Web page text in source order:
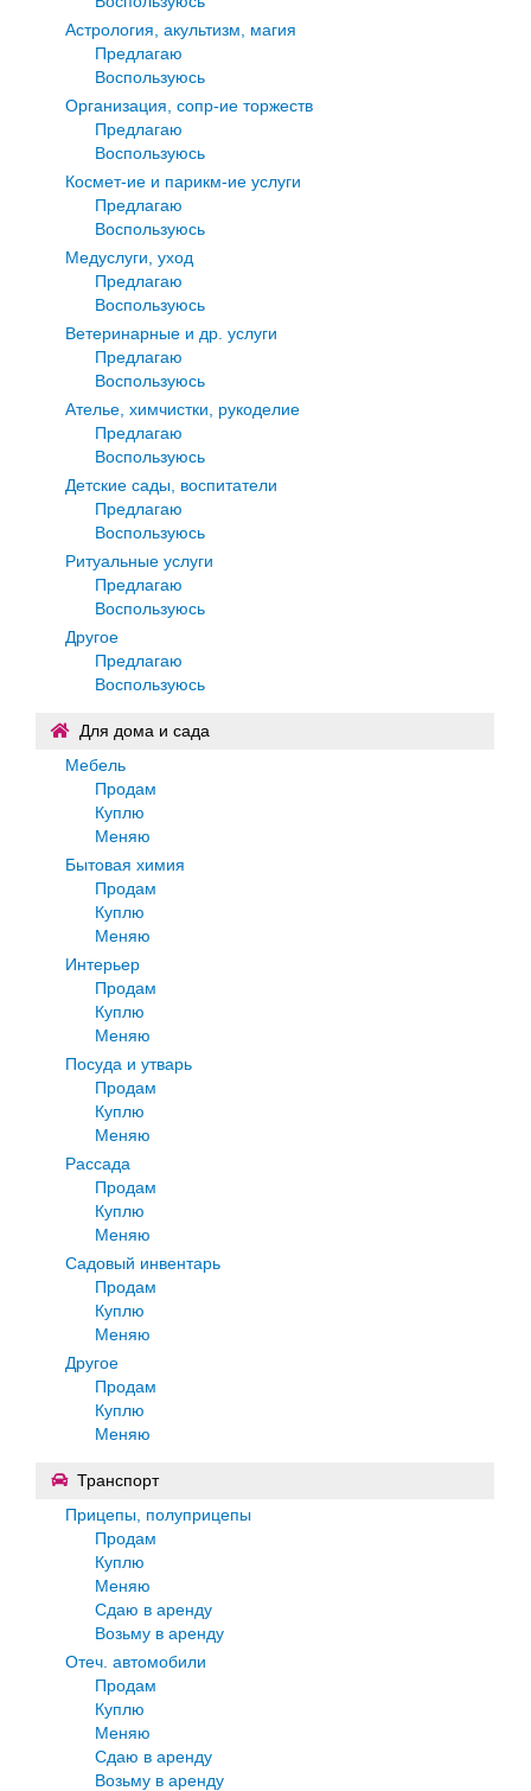
Астрология, акультизм, магия
Предлагаю
Воспользуюсь
Организация, сопр-ие торжеств
Предлагаю
Воспользуюсь
Космет-ие и парикм-ие услуги
Предлагаю
Воспользуюсь
Медуслуги, уход
Предлагаю
Воспользуюсь
Ветеринарные и др. услуги
Предлагаю
Воспользуюсь
Ателье, химчистки, рукоделие
Предлагаю
Воспользуюсь
Детские сады, воспитатели
Предлагаю
Воспользуюсь
Ритуальные услуги
Предлагаю
Воспользуюсь
Другое
Предлагаю
Воспользуюсь
Для дома и сада
Мебель
Продам
Куплю
Меняю
Бытовая химия
Продам
Куплю
Меняю
Интерьер
Продам
Куплю
Меняю
Посуда и утварь
Продам
Куплю
Меняю
Рассада
Продам
Куплю
Меняю
Садовый инвентарь
Продам
Куплю
Меняю
Другое
Продам
Куплю
Меняю
Транспорт
Прицепы, полуприцепы
Продам
Куплю
Меняю
Сдаю в аренду
Возьму в аренду
Отеч. автомобили
Продам
Куплю
Меняю
Сдаю в аренду
Возьму в аренду